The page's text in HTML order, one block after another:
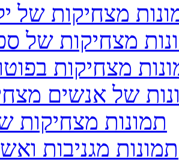
מצחיקות של
מצחיקות של
מצחיקות
של אנשים
תמונות מצחיקות
תמונות מגניבות